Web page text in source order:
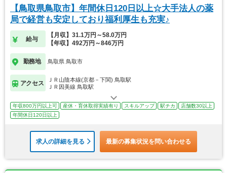
【鳥取県鳥取市】年間休日120日以上☆大手法人の薬
局で経営も安定しており福利厚生も充実♪
給与
【月収】31.1万円～58.0万円
【年収】492万円～846万円
勤務地 鳥取県 鳥取市
アクセス
ＪＲ山陰本線(京都－下関) 鳥取駅
ＪＲ因美線 鳥取駅
年収800万円以上可 産休・育休取得実績有り スキルアップ 駅チカ
店舗数30以上
年間休日120日以上
求人の詳細を見る 最新の募集状況を問い合わせる